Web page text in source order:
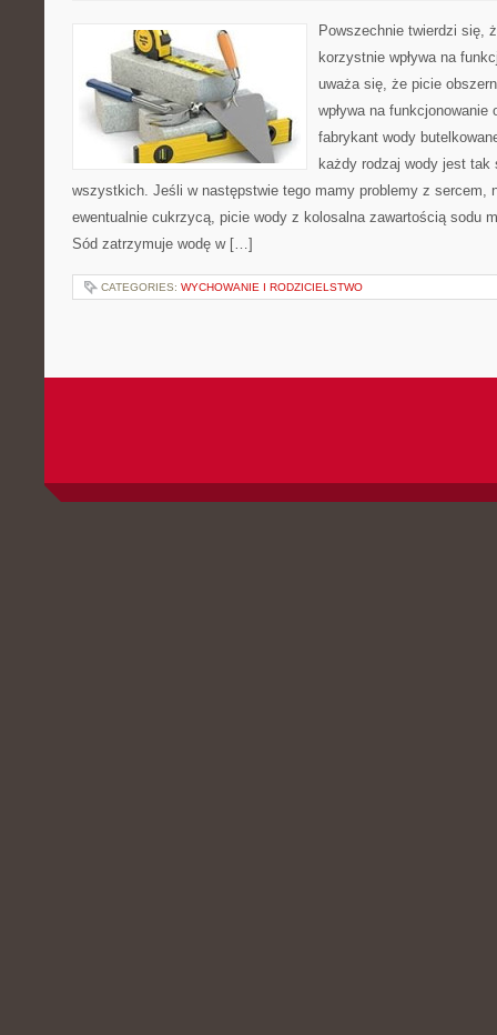
Powszechnie twierdzi się,
korzystnie wpływa na
uważa się, że picie
wpływa na funkcjonowanie
fabrykant wody
każdy rodzaj wody jest tak
wszystkich. Jeśli w następstwie tego mamy problemy z sercem,
ewentualnie cukrzycą, picie wody z kolosalna zawartością sodu
Sód zatrzymuje wodę w […]
CATEGORIES: WYCHOWANIE I RODZICIELSTWO